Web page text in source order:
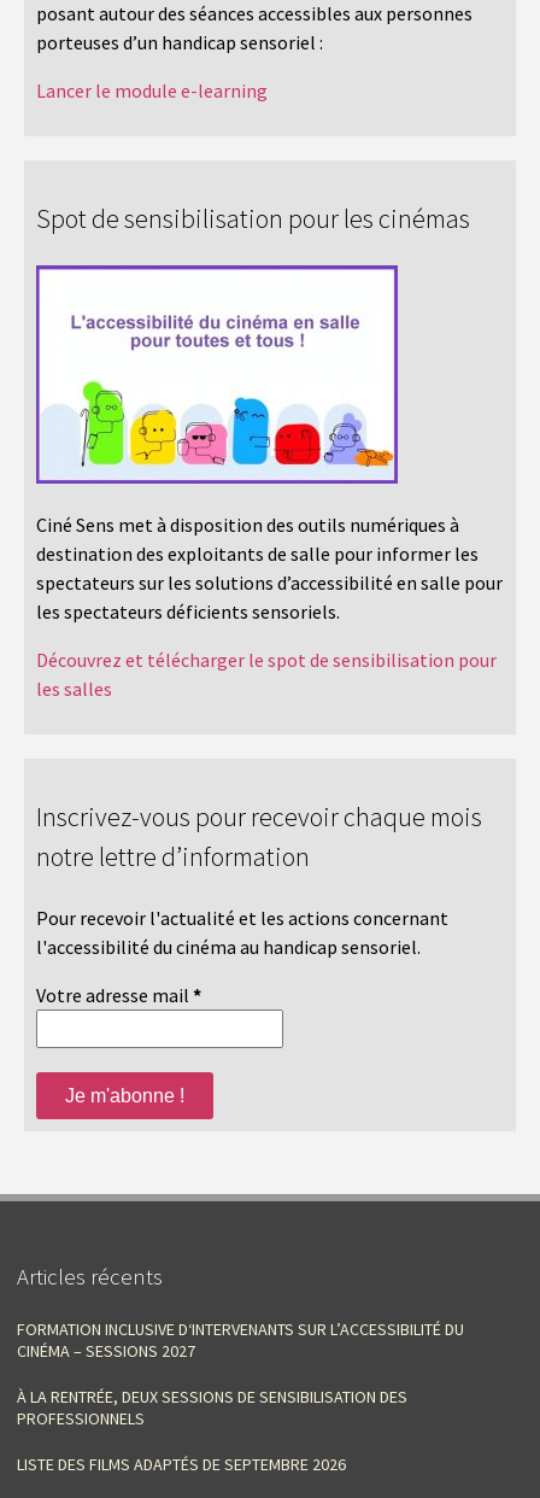
posant autour des séances accessibles aux personnes
porteuses d’un handicap sensoriel :
Lancer le module e-learning
Spot de sensibilisation pour les cinémas
Ciné Sens met à disposition des outils numériques à
destination des exploitants de salle pour informer les
spectateurs sur les solutions d’accessibilité en salle pour
les spectateurs déficients sensoriels.
Découvrez et télécharger le spot de sensibilisation pour
les salles
Inscrivez-vous pour recevoir chaque mois
notre lettre d’information
Pour recevoir l'actualité et les actions concernant
l'accessibilité du cinéma au handicap sensoriel.
Votre adresse mail *
Articles récents
FORMATION INCLUSIVE D‘INTERVENANTS SUR L’ACCESSIBILITÉ DU
CINÉMA – SESSIONS 2027
À LA RENTRÉE, DEUX SESSIONS DE SENSIBILISATION DES
PROFESSIONNELS
LISTE DES FILMS ADAPTÉS DE SEPTEMBRE 2026